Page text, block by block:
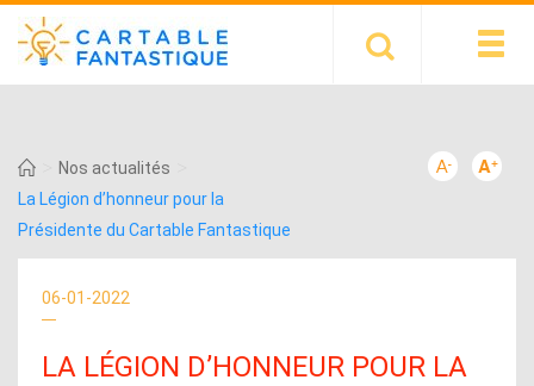
Nos actualités
La Légion d’honneur pour la
Présidente du Cartable Fantastique
06-01-2022
LA LÉGION D’HONNEUR POUR LA